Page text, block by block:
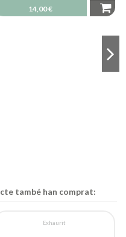
14,00 €
també han comprat:
Exhaurit